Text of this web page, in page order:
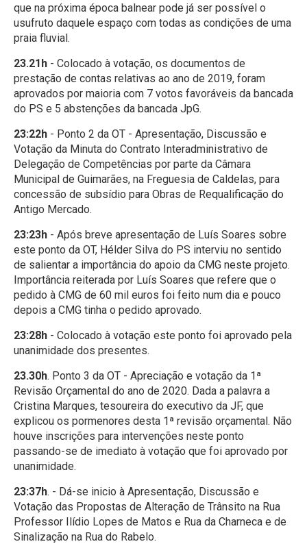
que na próxima época balnear pode já ser possível o
usufruto daquele espaço com todas as condições de uma
praia fluvial.
23.21h - Colocado à votação, os documentos de
prestação de contas relativas ao ano de 2019, foram
aprovados por maioria com 7 votos favoráveis da bancada
do PS e 5 abstenções da bancada JpG.
23:22h - Ponto 2 da OT - Apresentação, Discussão e
Votação da Minuta do Contrato Interadministrativo de
Delegação de Competências por parte da Câmara
Municipal de Guimarães, na Freguesia de Caldelas, para
concessão de subsídio para Obras de Requalificação do
Antigo Mercado.
23:23h - Após breve apresentação de Luís Soares sobre
este ponto da OT, Hélder Silva do PS interviu no sentido
de salientar a importância do apoio da CMG neste projeto.
Importância reiterada por Luís Soares que refere que o
pedido à CMG de 60 mil euros foi feito num dia e pouco
depois a CMG tinha o pedido aprovado.
23:28h - Colocado à votação este ponto foi aprovado pela
unanimidade dos presentes.
23.30h. Ponto 3 da OT - Apreciação e votação da 1ª
Revisão Orçamental do ano de 2020. Dada a palavra a
Cristina Marques, tesoureira do executivo da JF, que
explicou os pormenores desta 1ª revisão orçamental. Não
houve inscrições para intervenções neste ponto
passando-se de imediato à votação que foi aprovado por
unanimidade.
23:37h. - Dá-se inicio à Apresentação, Discussão e
Votação das Propostas de Alteração de Trânsito na Rua
Professor Ilídio Lopes de Matos e Rua da Charneca e de
Sinalização na Rua do Rabelo.